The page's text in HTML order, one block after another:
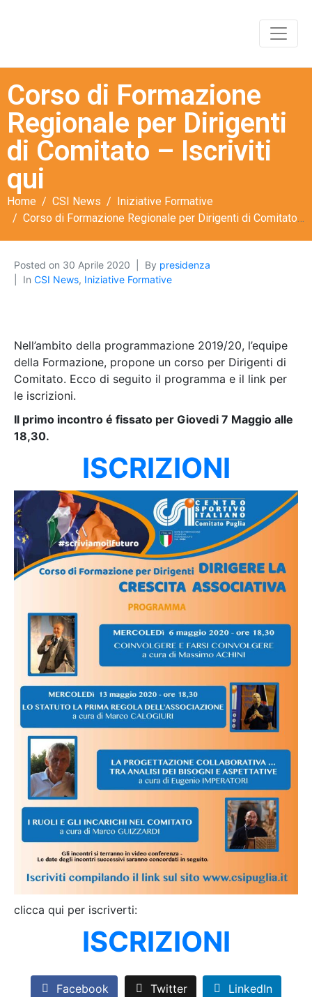
Corso di Formazione
Regionale per Dirigenti
di Comitato – Iscriviti
qui
Home CSI News
Iniziative Formative
Corso di Formazione Regionale per Dirigenti di Comitato – Iscriviti qui
Posted on 30 Aprile 2020 By presidenza
In CSI News, Iniziative Formative
Nell’ambito della programmazione 2019/20, l’equipe
della Formazione, propone un corso per Dirigenti di
Comitato. Ecco di seguito il programma e il link per
le iscrizioni.
Il primo incontro é fissato per Giovedi 7 Maggio alle
18,30.
ISCRIZIONI
clicca qui per iscriverti:
ISCRIZIONI
Facebook Twitter LinkedIn